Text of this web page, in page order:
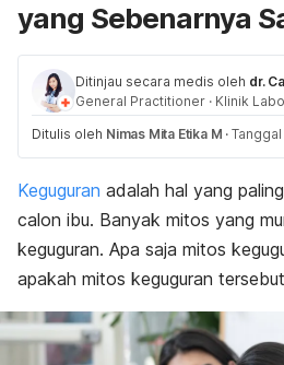
yang Sebenarnya
Ditinjau secara medis oleh dr.
General Practitioner · Klinik
Ditulis oleh Nimas Mita Etika M ·
Keguguran adalah hal yang
calon ibu. Banyak mitos yang
keguguran. Apa saja mitos
apakah mitos keguguran